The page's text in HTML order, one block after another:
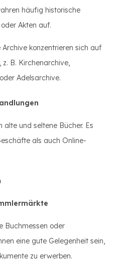
häufig historische
Akten auf.
konzentrieren sich auf
B. Kirchenarchive,
Adelsarchive.
alte und seltene Bücher. Es
als auch Online-
Buchmessen oder
eine gute Gelegenheit sein,
zu erwerben.